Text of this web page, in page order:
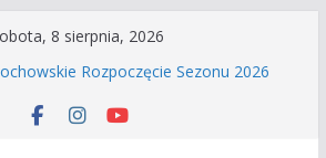
8 sierpnia, 2026
Gliwice
Rozpoczęcie Sezonu 2026
– Częstochowskie Zakończenie